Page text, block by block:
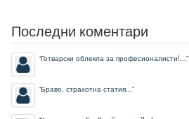
Последни коментари
“Готварски облекла за професионалисти!...”
“Браво, страхотна статия...”